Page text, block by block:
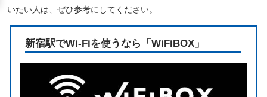
いたい人は、ぜひ参考にしてください。
新宿駅でWi-Fiを使うなら「WiFiBOX」